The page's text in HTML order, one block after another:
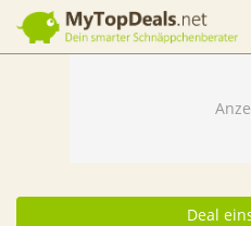
Dein smarter Schnäppchenberater
Deal